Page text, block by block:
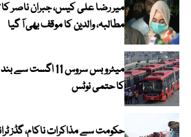
میر رضا علی کیس، جبران ناصر کا
مطالبہ، والدین کا موقف بھی آ گیا
میٹرو بس سروس 11
کا حتمی نوٹس
حکومت سے مذاکرات ناکام، گڈز